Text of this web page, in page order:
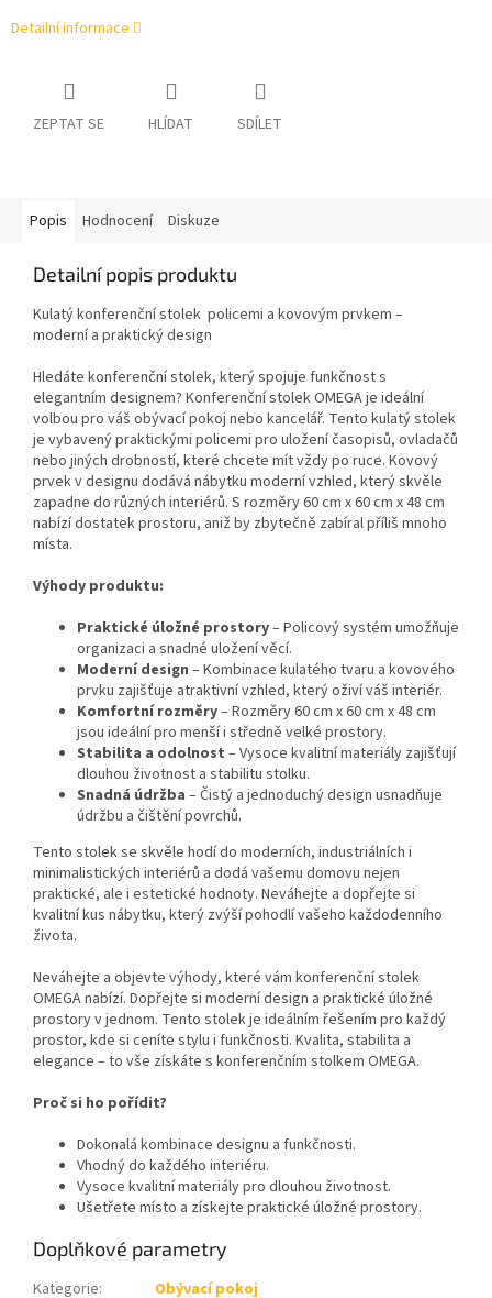
Detailní informace
ZEPTAT SE HLÍDAT SDÍLET
Popis Hodnocení Diskuze
Detailní popis produktu
Kulatý konferenční stolek policemi a kovovým prvkem –
moderní a praktický design
Hledáte konferenční stolek, který spojuje funkčnost s
elegantním designem? Konferenční stolek OMEGA je ideální
volbou pro váš obývací pokoj nebo kancelář. Tento kulatý stolek
je vybavený praktickými policemi pro uložení časopisů, ovladačů
nebo jiných drobností, které chcete mít vždy po ruce. Kovový
prvek v designu dodává nábytku moderní vzhled, který skvěle
zapadne do různých interiérů. S rozměry 60 cm x 60 cm x 48 cm
nabízí dostatek prostoru, aniž by zbytečně zabíral příliš mnoho
místa.
Výhody produktu:
Praktické úložné prostory– Policový systém umožňuje
organizaci a snadné uložení věcí.
Moderní design – Kombinace kulatého tvaru a kovového
prvku zajišťuje atraktivní vzhled, který oživí váš interiér.
Komfortní rozměry– Rozměry 60 cm x 60 cm x 48 cm
jsou ideální pro menší i středně velké prostory.
Stabilita a odolnost – Vysoce kvalitní materiály zajišťují
dlouhou životnost a stabilitu stolku.
Snadná údržba – Čistý a jednoduchý design usnadňuje
údržbu a čištění povrchů.
Tento stolek se skvěle hodí do moderních, industriálních i
minimalistických interiérů a dodá vašemu domovu nejen
praktické, ale i estetické hodnoty. Neváhejte a dopřejte si
kvalitní kus nábytku, který zvýší pohodlí vašeho každodenního
života.
Neváhejte a objevte výhody, které vám konferenční stolek
OMEGA nabízí. Dopřejte si moderní design a praktické úložné
prostory v jednom. Tento stolek je ideálním řešením pro každý
prostor, kde si ceníte stylu i funkčnosti. Kvalita, stabilita a
elegance – to vše získáte s konferenčním stolkem OMEGA.
Proč si ho pořídit?
Dokonalá kombinace designu a funkčnosti.
Vhodný do každého interiéru.
Vysoce kvalitní materiály pro dlouhou životnost.
Ušetřete místo a získejte praktické úložné prostory.
Doplňkové parametry
Kategorie: Obývací pokoj